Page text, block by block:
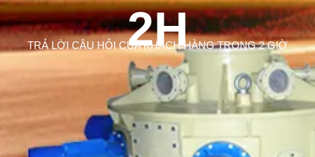
2H
TRẢ LỜI CÂU HỎI CỦA KHÁCH HÀNG TRONG 2 GIỜ